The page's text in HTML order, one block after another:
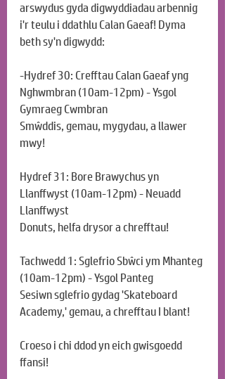
arswydus gyda digwyddiadau arbennig
i'r teulu i ddathlu Calan Gaeaf! Dyma
beth sy'n digwydd:
-Hydref 30: Crefftau Calan Gaeaf yng
Nghwmbran (10am-12pm) - Ysgol
Gymraeg Cwmbran
Smŵddis, gemau, mygydau, a llawer
mwy!
Hydref 31: Bore Brawychus yn
Llanffwyst (10am-12pm) - Neuadd
Llanffwyst
Donuts, helfa drysor a chrefftau!
Tachwedd 1: Sglefrio Sbŵci ym Mhanteg
(10am-12pm) - Ysgol Panteg
Sesiwn sglefrio gydag 'Skateboard
Academy,' gemau, a chrefftau I blant!
Croeso i chi ddod yn eich gwisgoedd
ffansi!